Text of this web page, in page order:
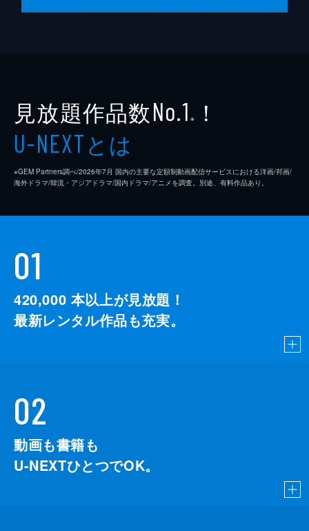
見放題作品数No.1 ※ ！
U-NEXTとは
※GEM Partners調べ/2026年7⽉ 国内の主要な定額制動画配信サービスにおける洋画/邦画/
海外ドラマ/韓流・アジアドラマ/国内ドラマ/アニメを調査。別途、有料作品あり。
01
420,000 本以上が見放題！
最新レンタル作品も充実。
02
動画も書籍も
U-NEXTひとつでOK。